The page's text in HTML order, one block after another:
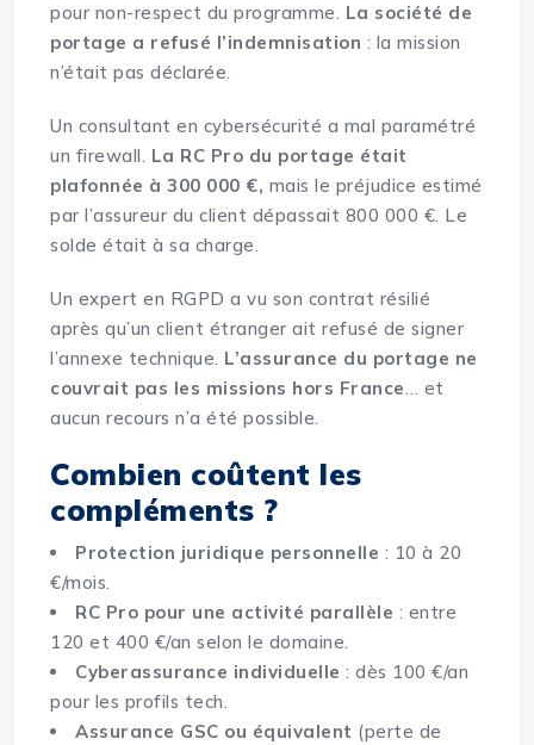
pour non-respect du programme. La société de
portage a refusé l’indemnisation : la mission
n’était pas déclarée.
Un consultant en cybersécurité a mal paramétré
un firewall. La RC Pro du portage était
plafonnée à 300 000 €, mais le préjudice estimé
par l’assureur du client dépassait 800 000 €. Le
solde était à sa charge.
Un expert en RGPD a vu son contrat résilié
après qu’un client étranger ait refusé de signer
l’annexe technique. L’assurance du portage ne
couvrait pas les missions hors France… et
aucun recours n’a été possible.
Combien coûtent les
compléments ?
Protection juridique personnelle : 10 à 20
€/mois.
RC Pro pour une activité parallèle : entre
120 et 400 €/an selon le domaine.
Cyberassurance individuelle : dès 100 €/an
pour les profils tech.
Assurance GSC ou équivalent (perte de